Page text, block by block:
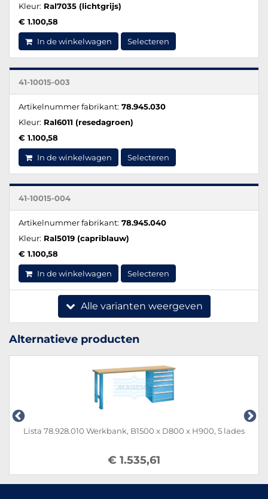
Kleur: Ral7035 (lichtgrijs)
€ 1.100,58
In de winkelwagen Selecteren
41-10015-003
Artikelnummer fabrikant: 78.945.030
Kleur: Ral6011 (resedagroen)
€ 1.100,58
In de winkelwagen Selecteren
41-10015-004
Artikelnummer fabrikant: 78.945.040
Kleur: Ral5019 (capriblauw)
€ 1.100,58
In de winkelwagen Selecteren
Alle varianten weergeven
Alternatieve producten
Lista 78.928.010 Werkbank, B1500 x D800 x H900, 5 lades
€ 1.535,61